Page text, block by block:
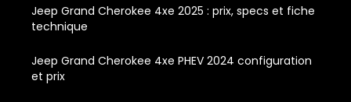
Jeep Grand Cherokee 4xe 2025 : prix, specs et fiche
technique
Jeep Grand Cherokee 4xe PHEV 2024 configuration
et prix